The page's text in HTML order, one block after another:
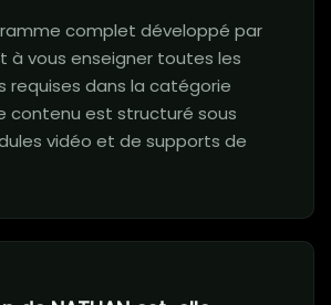
complet développé par
à vous enseigner toutes les
requises dans la catégorie
contenu est structuré sous
vidéo et de supports de